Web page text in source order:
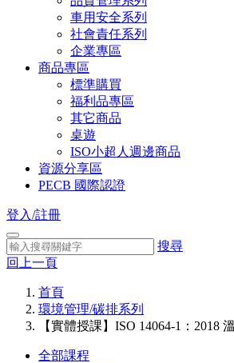
車用安全系列
社會責任系列
企業專區
商品專區
標準購買
福利品專區
其它商品
桌遊
ISO小超人週邊商品
資源分享區
PECB 國際認證
登入/註冊
搜尋
回上一頁
首頁
環境管理/碳排系列
【實體授課】ISO 14064-1：2018
全部課程